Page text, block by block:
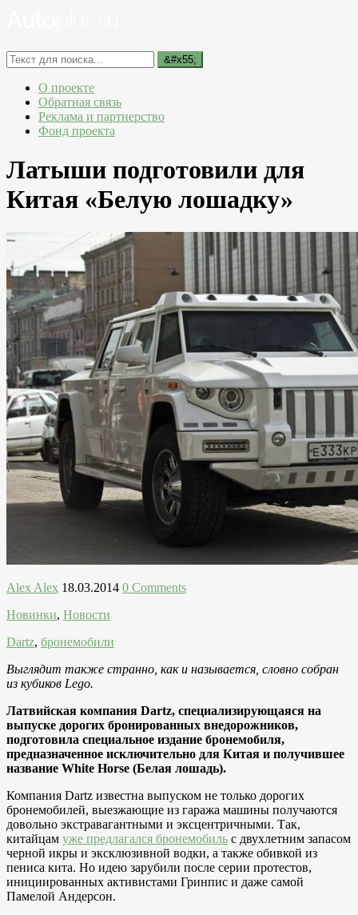
О проекте
Обратная связь
Реклама и партнерство
Фонд проекта
Латыши подготовили для
Китая «Белую лошадку»
Alex Alex 18.03.2014 0 Comments
Новинки, Новости
Dartz, бронемобили
Выглядит также странно, как и называется, словно собран
из кубиков Lego.
Латвийская компания Dartz, специализирующаяся на
выпуске дорогих бронированных внедорожников,
подготовила специальное издание бронемобиля,
предназначенное исключительно для Китая и получившее
название White Horse (Белая лошадь).
Компания Dartz известна выпуском не только дорогих
бронемобилей, выезжающие из гаража машины получаются
довольно экстравагантными и эксцентричными. Так,
китайцам уже предлагался бронемобиль с двухлетним запасом
черной икры и эксклюзивной водки, а также обивкой из
пениса кита. Но идею зарубили после серии протестов,
инициированных активистами Гринпис и даже самой
Памелой Андерсон.